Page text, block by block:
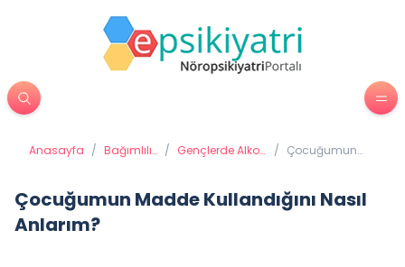
Anasayfa / Bağımlılık / Gençlerde Alkol
Bağımlılığı
/ Çocuğumun
Nasıl Anlarım?
Çocuğumun Madde Kullandığını Nasıl
Anlarım?